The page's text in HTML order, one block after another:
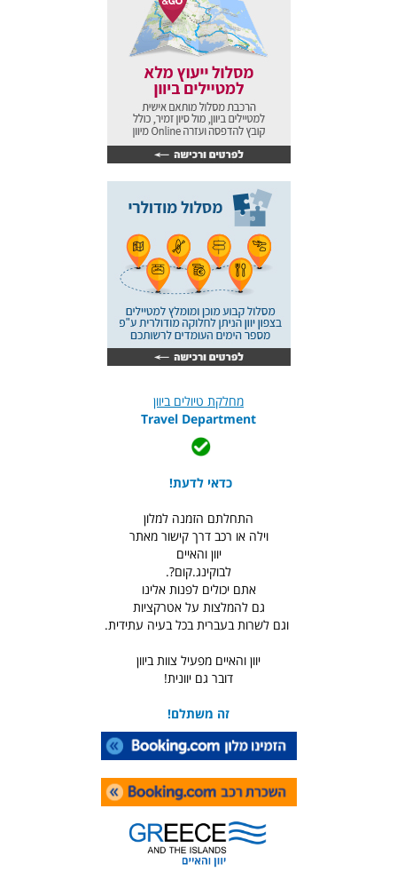
מחלקת טיולים ביוון
Travel Department
כדאי לדעת!
התחלתם הזמנה למלון
וילה או רכב דרך קישור מאתר
יוון והאיים
לבוקינג.קום?.
אתם יכולים לפנות אלינו
גם להמלצות על אטרקציות
וגם לשרות בעברית בכל בעיה עתידית.
יוון והאיים מפעיל צוות ביוון
דובר גם יוונית!
זה משתלם!